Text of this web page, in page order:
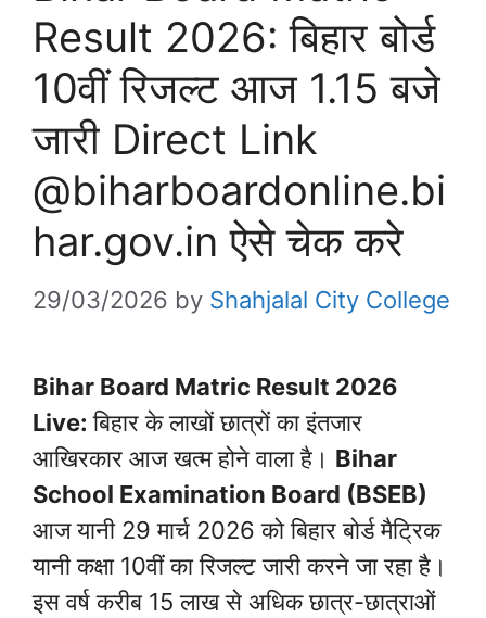
Result 2026: बिहार बोर्ड
10वीं रिजल्ट आज 1.15 बजे
जारी Direct Link
@biharboardonline.bi
har.gov.in ऐसे चेक करे
29/03/2026 by Shahjalal City College
Bihar Board Matric Result 2026
Live:बिहार के लाखों छात्रों का इंतजार
आखिरकार आज खत्म होने वाला है। Bihar
School Examination Board (BSEB)
आज यानी 29 मार्च 2026 को बिहार बोर्ड मैट्रिक
यानी कक्षा 10वीं का रिजल्ट जारी करने जा रहा है।
इस वर्ष करीब 15 लाख से अधिक छात्र-छात्राओं